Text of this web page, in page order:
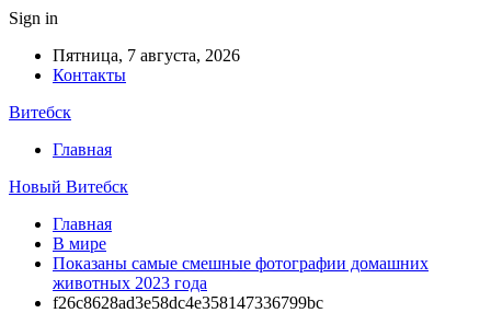
Sign in
Пятница, 7 августа, 2026
Контакты
Витебск
Главная
Новый Витебск
Главная
В мире
Показаны самые смешные фотографии домашних
животных 2023 года
f26c8628ad3e58dc4e358147336799bc